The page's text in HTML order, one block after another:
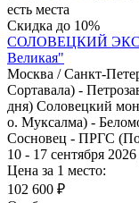
есть места
Скидка до 10%
СОЛОВЕЦКИЙ
Великая"
Москва / Санкт-
Сортавала) -
дня) Соловецкий
о. Муксалма) -
Сосновец - ПРГС
10 - 17 сентября
Цена за 1 место:
102 600 ₽